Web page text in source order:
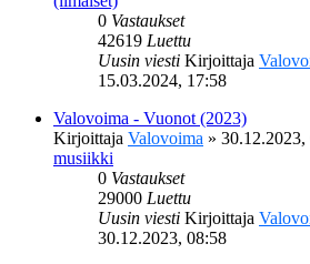
0 Vastaukset
42619 Luettu
Uusin viesti Kirjoittaja
15.03.2024, 17:58
Valovoima - Vuonot (2023)
Kirjoittaja Valovoima » 30.12.2023,
musiikki
0 Vastaukset
29000 Luettu
Uusin viesti Kirjoittaja
30.12.2023, 08:58